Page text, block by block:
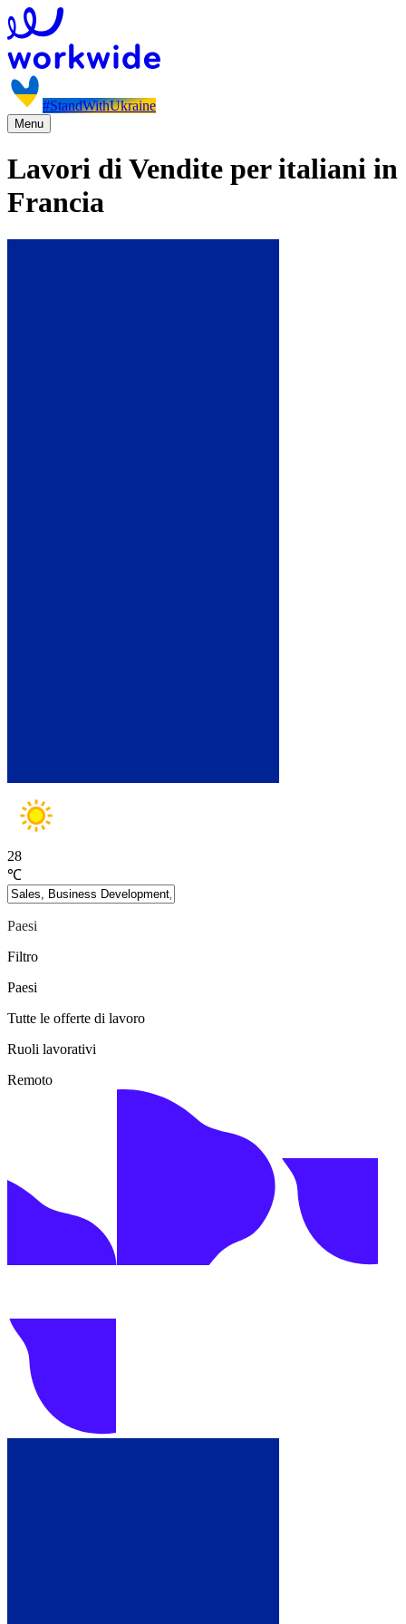
#StandWithUkraine
Menu
Lavori di Vendite per italiani in
Francia
28
℃
Paesi
Filtro
Paesi
Tutte le offerte di lavoro
Ruoli lavorativi
Remoto